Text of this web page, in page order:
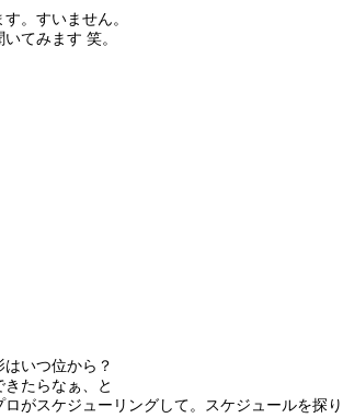
。すいません。
てみます 笑。
いつ位から？
たらなぁ、と
ロがスケジューリングして。スケジュールを探